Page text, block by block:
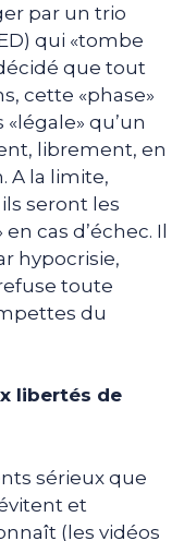
par un trio
qui «tombe
que tout
cette «phase»
qu’un
librement, en
A la limite,
seront les
cas d’échec. Il
hypocrisie,
toute
du
libertés de
sérieux que
et
(les vidéos